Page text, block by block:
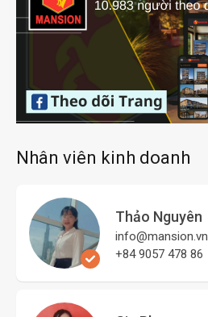
Nhân viên kinh doanh
Thảo Nguyên
info@mansion.vn
+84 9057 478 86